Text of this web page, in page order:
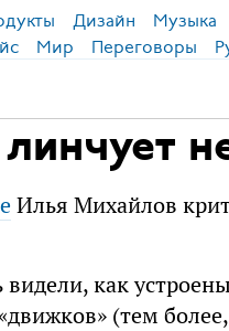
Дизайн Музыка
Мир Переговоры
Илья Михайлов
как
(тем